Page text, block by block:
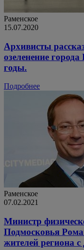
Раменское
15.07.2020
Архивисты
озеленение
годы.
Подробнее
Раменское
07.02.2021
Министр
Подмосковья
жителей региона